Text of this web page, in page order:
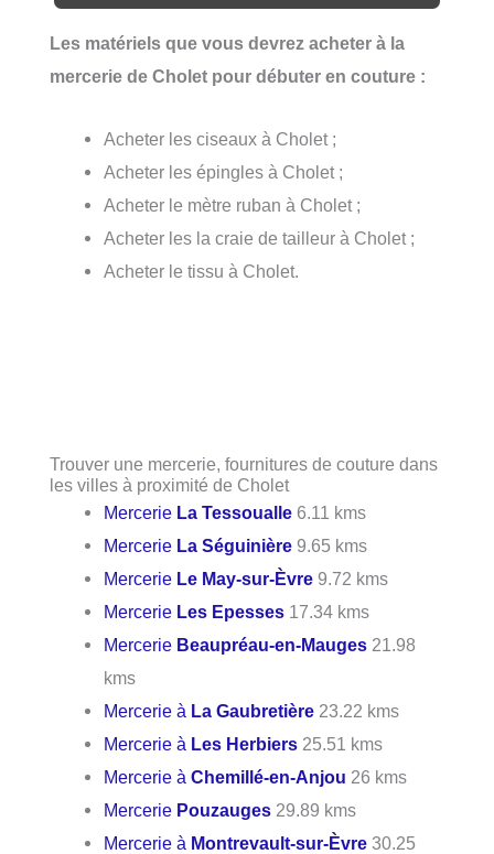
Les matériels que vous devrez acheter à la
mercerie de Cholet pour débuter en couture :
Acheter les ciseaux à Cholet ;
Acheter les épingles à Cholet ;
Acheter le mètre ruban à Cholet ;
Acheter les la craie de tailleur à Cholet ;
Acheter le tissu à Cholet.
Trouver une mercerie, fournitures de couture dans
les villes à proximité de Cholet
Mercerie La Tessoualle 6.11 kms
Mercerie La Séguinière 9.65 kms
Mercerie Le May-sur-Èvre 9.72 kms
Mercerie Les Epesses 17.34 kms
Mercerie Beaupréau-en-Mauges 21.98
kms
Mercerie à La Gaubretière 23.22 kms
Mercerie à Les Herbiers 25.51 kms
Mercerie àChemillé-en-Anjou 26 kms
Mercerie Pouzauges 29.89 kms
Mercerie à Montrevault-sur-Èvre 30.25